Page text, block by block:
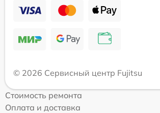
© 2026 Сервисный центр Fujitsu
Стоимость ремонта
Оплата и доставка